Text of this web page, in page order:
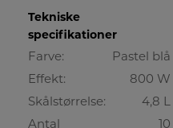
Tekniske
specifikationer
Farve:
Pastel blå
Effekt:
800 W
Skålstørrelse:
4,8 L
Antal
10